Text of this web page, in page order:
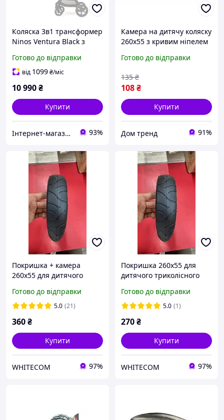
Коляска 3в1 трансформер
Ninos Ventura Black з
Готово до відправки
від 1099₴/міс
10 990₴
Купити
Інтернет-магазин "Kid Toys" 93%
Камера на дитячу коляску
260x55 з кривим ніпелем
Готово до відправки
108₴
135 ₴
Купити
Дом тренд 91%
Покришка + камера
260х55 для дитячого
Готово до відправки
5.0 (21)
360₴
Купити
WHITECOM 97%
Покришка 260х55 для
дитячого триколісного
Готово до відправки
5.0 (1)
270₴
Купити
WHITECOM 97%